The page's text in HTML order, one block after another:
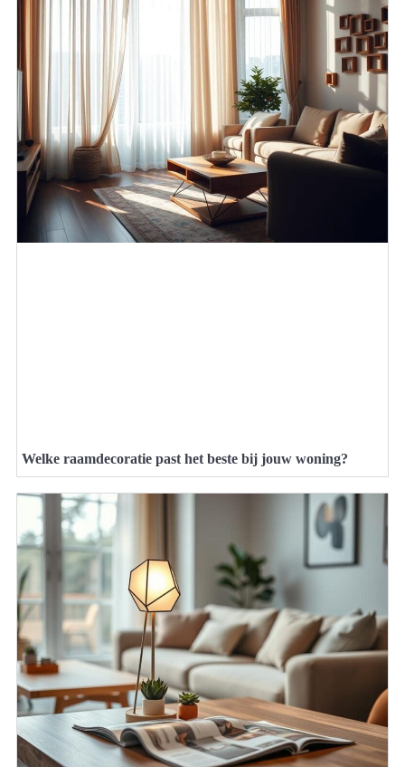
Welke raamdecoratie past het beste bij jouw woning?